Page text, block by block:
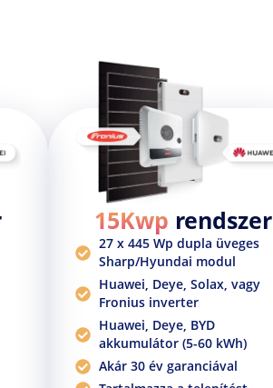
15Kwp rendszer
27 x 445 Wp dupla üveges
Sharp/Hyundai modul
Huawei, Deye, Solax, vagy
Fronius inverter
Huawei, Deye, BYD
akkumulátor (5-60 kWh)
Akár 30 év garanciával